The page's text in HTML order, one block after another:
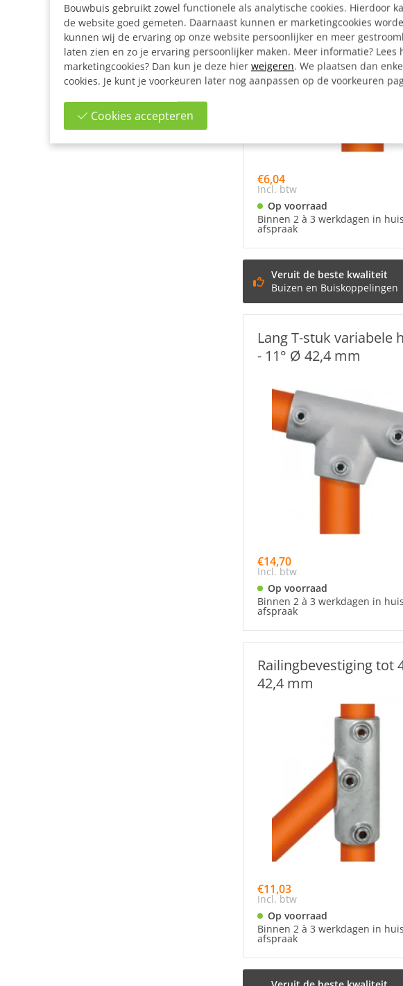
€6,04
Incl. btw
Op voorraad
Binnen 2 à 3 werkdagen in
afspraak
Veruit de beste kwaliteit
Buizen en Buiskoppelingen
Lang T-stuk variabele
- 11° Ø 42,4 mm
€14,70
Incl. btw
Op voorraad
Binnen 2 à 3 werkdagen in
afspraak
Railingbevestiging tot
42,4 mm
€11,03
Incl. btw
Op voorraad
Binnen 2 à 3 werkdagen in
afspraak
Bouwbuis gebruikt zowel functionele als analytische cookies. Hierdoor
de website goed gemeten. Daarnaast kunnen er marketingcookies
kunnen wij de ervaring op onze website persoonlijker en meer
laten zien en zo je ervaring persoonlijker maken. Meer informatie? Lees
marketingcookies? Dan kun je deze hier weigeren. We plaatsen dan
cookies. Je kunt je voorkeuren later nog aanpassen op de voorkeuren
Cookies accepteren